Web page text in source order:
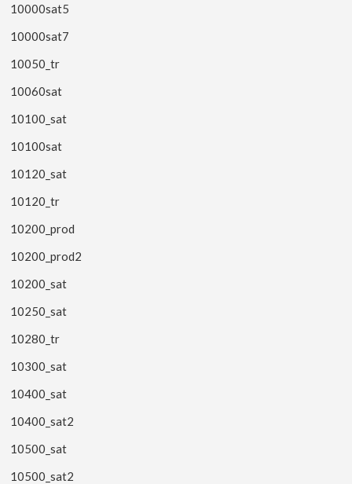
10000sat5
10000sat7
10050_tr
10060sat
10100_sat
10100sat
10120_sat
10120_tr
10200_prod
10200_prod2
10200_sat
10250_sat
10280_tr
10300_sat
10400_sat
10400_sat2
10500_sat
10500_sat2